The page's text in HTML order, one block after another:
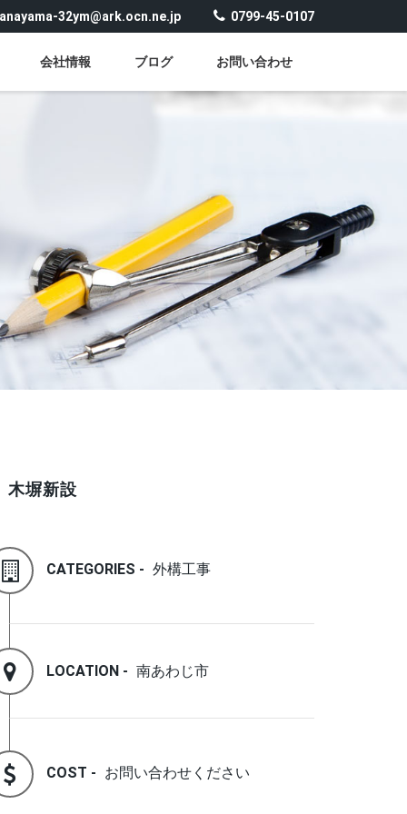
32ym@ark.ocn.ne.jp 0799-45-0107
会社情報 ブログ お問い合わせ
木塀新設
CATEGORIES - 外構工事
LOCATION - 南あわじ市
COST - お問い合わせください